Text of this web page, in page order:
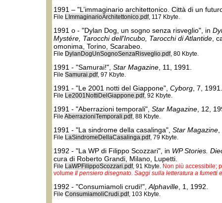
1991 – "L’immaginario architettonico. Città di un
File LImmaginarioArchitettonico.pdf, 117 Kbyte.
1991 o - "Dylan Dog, un sogno senza risveglio", in
Mystére, Tarocchi dell'Incubo, Tarocchi di Atlantide ,
omonima, Torino, Scarabeo.
File DylanDogUnSognoSenzaRisveglio.pdf, 80 Kbyte.
1991 - "Samurai!", Star Magazine , 11, 1991.
File Samurai.pdf, 97 Kbyte.
1991 - "Le 2001 notti del Giappone", Cyborg , 7, 1991.
File Le2001NottiDelGiappone.pdf, 92 Kbyte.
1991 - "Aberrazioni temporali", Star Magazine , 12,
File AberrazioniTemporali.pdf, 88 Kbyte.
1991 - "La sindrome della casalinga", Star Magazine
File LaSindromeDellaCasalinga.pdf, 79 Kbyte.
1992 - "La WP di Filippo Scozzari", in WP Stories.
cura di Roberto Grandi, Milano, Lupetti.
File LaWPFilippoScozzari.pdf, 91 Kbyte. Non più accessibile;
volume Il pensiero disegnato. Saggi sulla letteratura a fumetti
1992 - "Consumiamoli crudi!", Alphaville , 1, 1992.
File ConsumiamoliCrudi.pdf, 103 Kbyte.